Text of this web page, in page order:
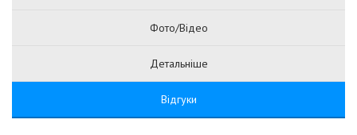
Фото/Відео
Детальніше
Відгуки